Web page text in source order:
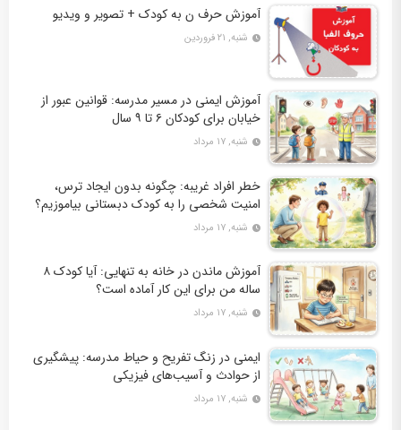
آموزش حرف ن به کودک + تصویر و ویدیو
شنبه, ۲۱ فروردین
آموزش ایمنی در مسیر مدرسه: قوانین عبور از
خیابان برای کودکان ۶ تا ۹ سال
شنبه, ۱۷ مرداد
خطر افراد غریبه: چگونه بدون ایجاد ترس،
امنیت شخصی را به کودک دبستانی بیاموزیم؟
شنبه, ۱۷ مرداد
آموزش ماندن در خانه به تنهایی: آیا کودک ۸
ساله من برای این کار آماده است؟
شنبه, ۱۷ مرداد
ایمنی در زنگ تفریح و حیاط مدرسه: پیشگیری
از حوادث و آسیب‌های فیزیکی
شنبه, ۱۷ مرداد